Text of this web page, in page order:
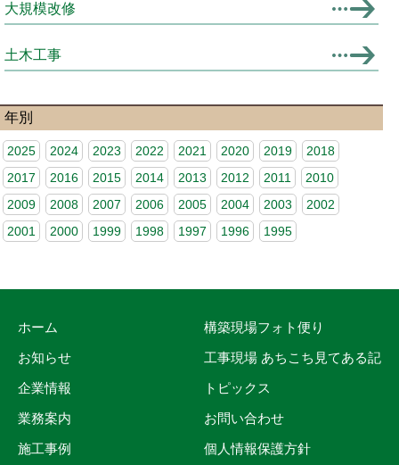
大規模改修
土木工事
年別
2025 2024 2023 2022 2021 2020 2019
2018
2017
2016 2015 2014 2013 2012 2011
2010
2009
2008 2007 2006 2005 2004 2003
2002
2001
2000 1999 1998 1997 1996 1995
ホーム
お知らせ
企業情報
業務案内
施工事例
構築現場フォト便り
工事現場 あちこち見てある記
トピックス
お問い合わせ
個人情報保護方針